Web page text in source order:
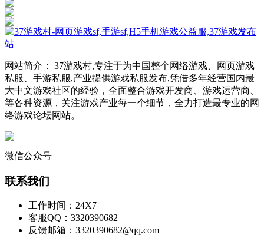
网站简介： 37游戏村,专注于为中国整个网络游戏、网页游戏
私服、手游私服,产业提供游戏私服发布,凭借多年经营国内最
大中文游戏社区的经验，全面整合游戏开发商、游戏运营商、
等各种资源，关注游戏产业每一个细节，全力打造最专业的网
络游戏论坛网站。
微信公众号
联系我们
工作时间：24X7
客服QQ：3320390682
反馈邮箱：3320390682@qq.com